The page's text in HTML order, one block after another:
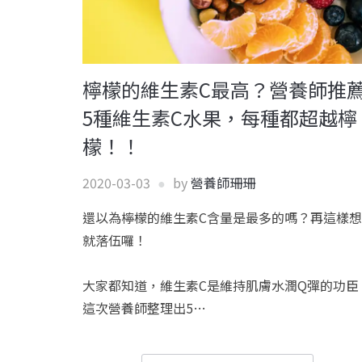
檸檬的維生素C最高？營養師推
5種維生素C水果，每種都超越檸
檬！！
2020-03-03 by營養師珊珊
還以為檸檬的維生素C含量是最多的嗎？再這樣想
就落伍囉！
大家都知道，維生素C是維持肌膚水潤Q彈的功
這次營養師整理出5…